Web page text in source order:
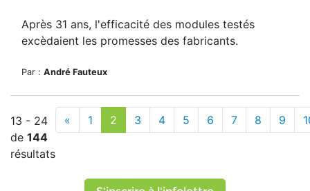
Après 31 ans, l'efficacité des modules testés
excèdaient les promesses des fabricants.
Par : André Fauteux
13 - 24
de 144
résultats
« 1 2 3 4 5 6 7 8 9